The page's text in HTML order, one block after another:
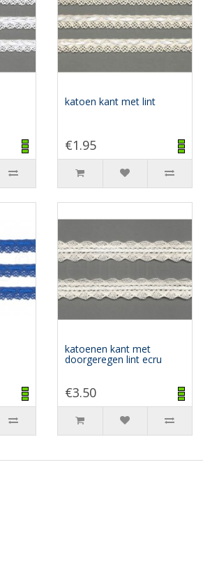
katoen kant met lint
€1.95
katoenen kant met
doorgeregen lint ecru
€3.50